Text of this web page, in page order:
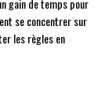
gain de temps pour
se concentrer sur
les règles en